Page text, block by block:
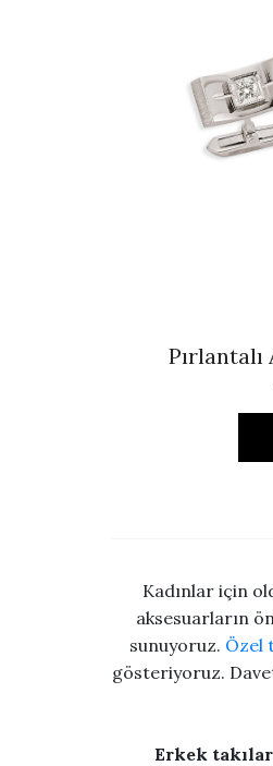
Kadınlar için
aksesuarların
sunuyoruz. Özel
gösteriyoruz.
Erkek